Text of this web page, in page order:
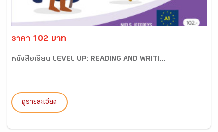
ราคา 102 บาท
หนังสือเรียน LEVEL UP: READING AND WRITI...
ดูรายละเอียด